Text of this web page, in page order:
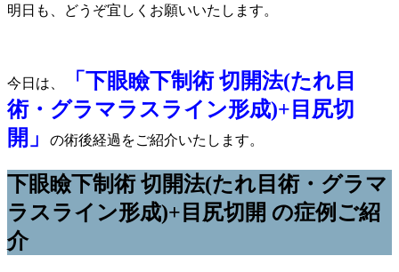
明日も、どうぞ宜しくお願いいたします。
今日は、
「下眼瞼下制術 切開法(たれ目
術・グラマラスライン形成)+目尻切
開」
の術後経過をご紹介いたします。
下眼瞼下制術 切開法(たれ目術・グラマ
ラスライン形成)+目尻切開 の症例ご紹
介